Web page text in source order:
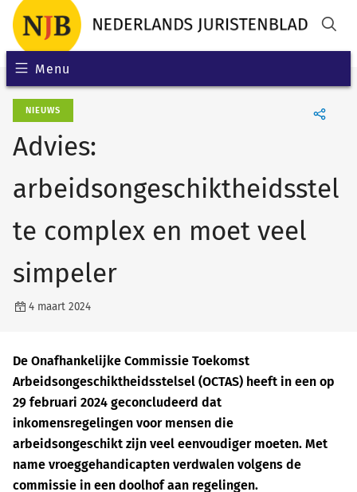
Menu
NIEUWS
Advies:
arbeidsongeschiktheidsstel
te complex en moet veel
simpeler
4 maart 2024
De Onafhankelijke Commissie Toekomst
Arbeidsongeschiktheidsstelsel (OCTAS) heeft in een op
29 februari 2024 geconcludeerd dat
inkomensregelingen voor mensen die
arbeidsongeschikt zijn veel eenvoudiger moeten. Met
name vroeggehandicapten verdwalen volgens de
commissie in een doolhof aan regelingen.